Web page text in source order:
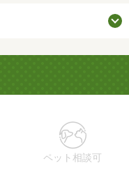
ペット相談可